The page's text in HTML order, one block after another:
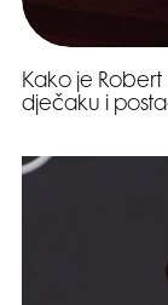
Kako je Robert
dječaku i